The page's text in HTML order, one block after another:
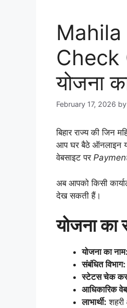
Check
योजना
February 17, 2026 by
बिहार राज्य की जिन
आप घर बैठे ऑनलाइन
वेबसाइट पर
अब आपको किसी
देख सकती हैं।
योजना का
योजना का नाम:
संबंधित विभाग:
स्टेटस चेक
आधिकारिक
लाभार्थी: शहरी